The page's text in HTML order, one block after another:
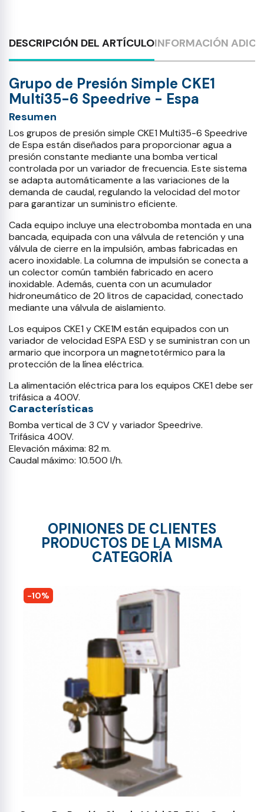
DESCRIPCIÓN DEL ARTÍCULOINFORMACIÓN
Grupo de Presión Simple CKE1
Multi35-6 Speedrive - Espa
Resumen
Los grupos de presión simple CKE1 Multi35-6 Speedrive
de Espa están diseñados para proporcionar agua a
presión constante mediante una bomba vertical
controlada por un variador de frecuencia. Este sistema
se adapta automáticamente a las variaciones de la
demanda de caudal, regulando la velocidad del motor
para garantizar un suministro eficiente.
Cada equipo incluye una electrobomba montada en una
bancada, equipada con una válvula de retención y una
válvula de cierre en la impulsión, ambas fabricadas en
acero inoxidable. La columna de impulsión se conecta a
un colector común también fabricado en acero
inoxidable. Además, cuenta con un acumulador
hidroneumático de 20 litros de capacidad, conectado
mediante una válvula de aislamiento.
Los equipos CKE1 y CKE1M están equipados con un
variador de velocidad ESPA ESD y se suministran con un
armario que incorpora un magnetotérmico para la
protección de la línea eléctrica.
La alimentación eléctrica para los equipos CKE1 debe ser
trifásica a 400V.
Características
Bomba vertical de 3 CV y variador Speedrive.
Trifásica 400V.
Elevación máxima: 82 m.
Caudal máximo: 10.500 l/h.
OPINIONES DE CLIENTES
PRODUCTOS DE LA MISMA
CATEGORÍA
-10%